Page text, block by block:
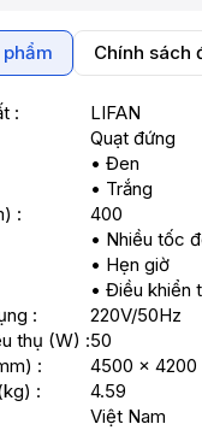
Chính sách
:
LIFAN
Quạt đứng
• Đen
• Trắng
:
400
• Nhiều tốc
• Hẹn giờ
• Điều khiển
:
220V/50Hz
thụ (W) :50
:
4500 x 4200
:
4.59
Việt Nam